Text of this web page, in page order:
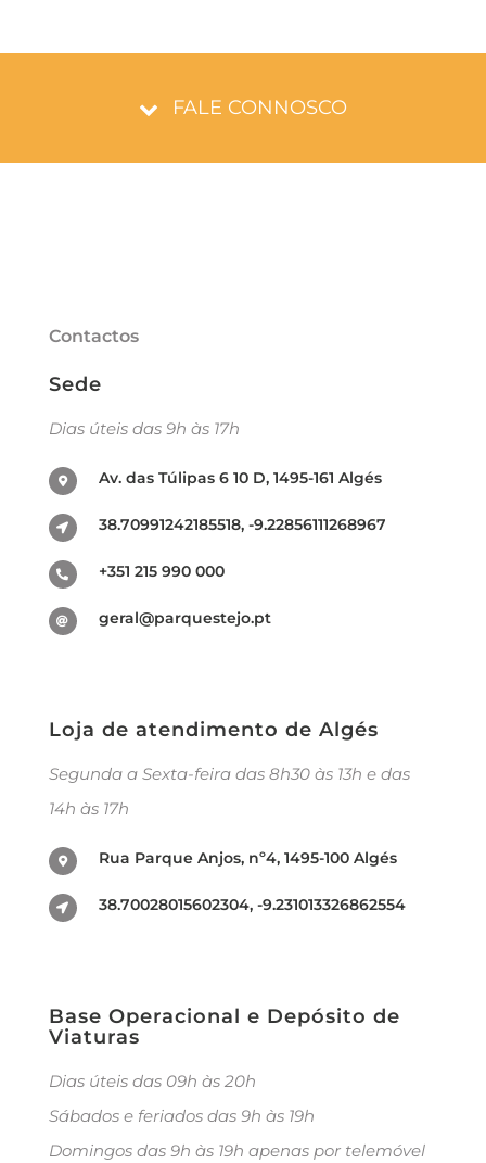
FALE CONNOSCO
Contactos
Sede
Dias úteis das 9h às 17h
Av. das Túlipas 6 10 D, 1495-161 Algés
38.70991242185518, -9.22856111268967
+351 215 990 000
geral@parquestejo.pt
Loja de atendimento de Algés
Segunda a Sexta-feira das 8h30 às 13h e das
14h às 17h
Rua Parque Anjos, nº4, 1495-100 Algés
38.70028015602304, -9.231013326862554
Base Operacional e Depósito de
Viaturas
Dias úteis das 09h às 20h
Sábados e feriados das 9h às 19h
Domingos das 9h às 19h apenas por telemóvel